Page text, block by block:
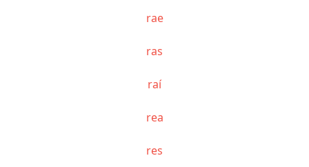
rae
ras
raí
rea
res